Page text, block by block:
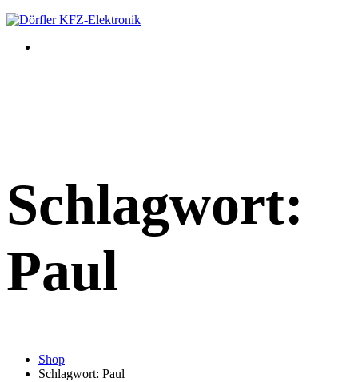
Schlagwort:
Paul
Shop
Schlagwort: Paul